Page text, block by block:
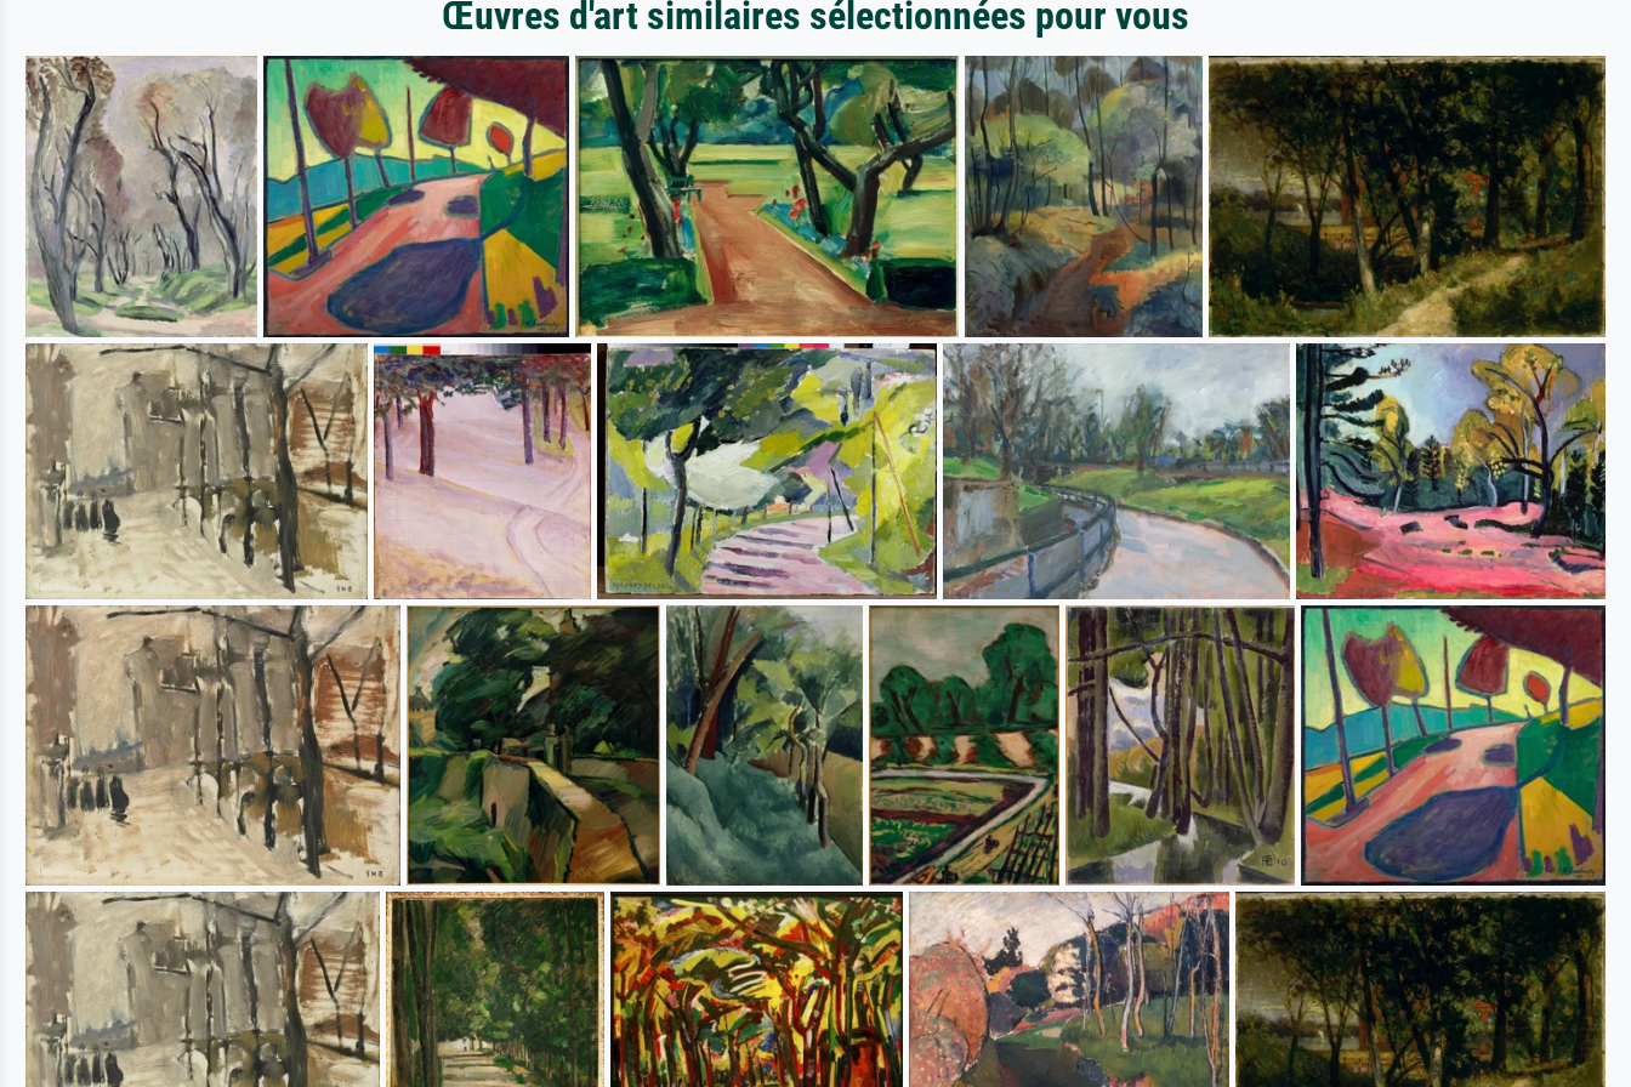
Œuvres d'art similaires sélectionnées pour vous